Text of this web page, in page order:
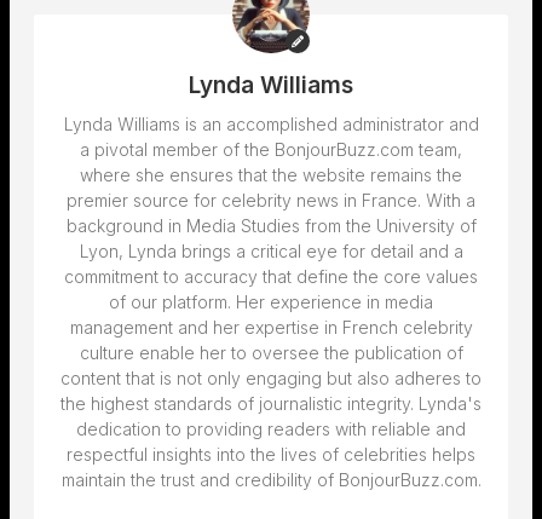
Lynda Williams
Lynda Williams is an accomplished administrator and
a pivotal member of the BonjourBuzz.com team,
where she ensures that the website remains the
premier source for celebrity news in France. With a
background in Media Studies from the University of
Lyon, Lynda brings a critical eye for detail and a
commitment to accuracy that define the core values
of our platform. Her experience in media
management and her expertise in French celebrity
culture enable her to oversee the publication of
content that is not only engaging but also adheres to
the highest standards of journalistic integrity. Lynda's
dedication to providing readers with reliable and
respectful insights into the lives of celebrities helps
maintain the trust and credibility of BonjourBuzz.com.